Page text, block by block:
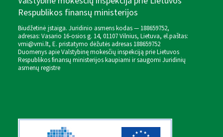
Respublikos finansų ministerijos
Biudžetinė įstaiga. Juridinio asmens kodas — 188659752,
adresas: Vasario 16-osios g. 14, 01107 Vilnius, Lietuva, el.paštas:
vmi@vmi.lt, E. pristatymo dėžutės adresas 188659752
Duomenys apie Valstybinę mokesčių inspekciją prie Lietuvos
Respublikos finansų ministerijos kaupiami ir saugomi Juridinių
asmenų registre